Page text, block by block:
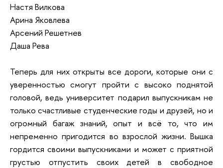
Настя Вилкова
Арина Яковлева
Арсений Решетнев
Даша Рева
Теперь для них открыты все дороги, которые они с
уверенностью смогут пройти с высоко поднятой
головой, ведь университет подарил выпускникам не
только счастливые студенческие годы и друзей, но и
огромный багаж знаний, опыт и всё то, что им
непременно пригодится во взрослой жизни. Вышка
гордится своими выпускниками и может с приятной
грустью отпустить своих детей в свободное